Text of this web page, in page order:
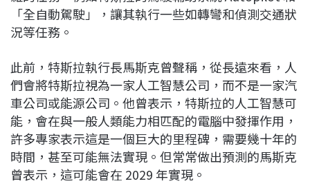
「全自動駕駛」，讓其執行一些如轉彎和偵測交通狀
況等任務。
此前，特斯拉執行長馬斯克曾聲稱，從長遠來看，人
們會將特斯拉視為一家人工智慧公司，而不是一家汽
車公司或能源公司。他曾表示，特斯拉的人工智慧可
能，會在與一般人類能力相匹配的電腦中發揮作用，
許多專家表示這是一個巨大的里程碑，需要幾十年的
時間，甚至可能無法實現。但常常做出預測的馬斯克
曾表示，這可能會在 2029 年實現。